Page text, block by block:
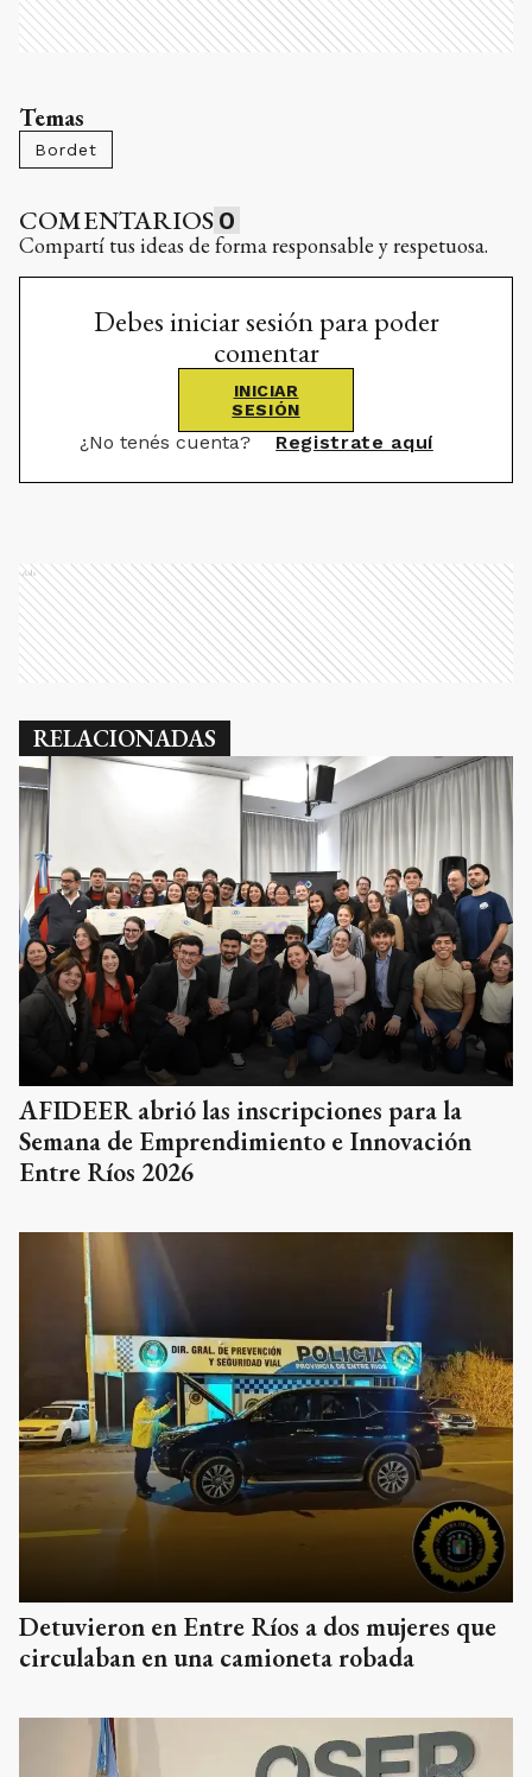
Temas
Bordet
COMENTARIOS 0
Compartí tus ideas de forma responsable y respetuosa.
Debes iniciar sesión para poder
comentar
INICIAR
SESIÓN
¿No tenés cuenta? Registrate aquí
Ads
RELACIONADAS
AFIDEER abrió las inscripciones para la
Semana de Emprendimiento e Innovación
Entre Ríos 2026
Detuvieron en Entre Ríos a dos mujeres que
circulaban en una camioneta robada